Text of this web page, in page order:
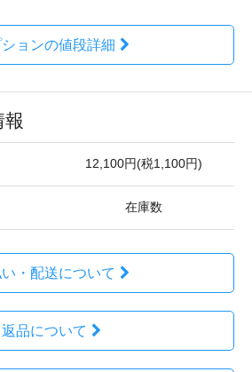
ョンの値段詳細
12,100円(税1,100円)
在庫数
・配送について
返品について